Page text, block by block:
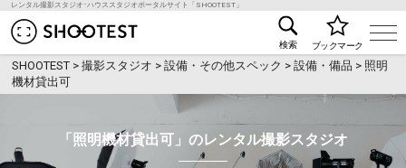
レンタル撮影スタジオ･ハウススタジオポータルサイト「SHOOTEST」
レンタル撮影スタジオ･ハウススタジオ検索の
検索 ブックマーク
SHOOTEST >撮影スタジオ >設備・その他スペック >設備・備品 > 照明
機材貸出可
「照明機材貸出可」のレンタル撮影スタジオ